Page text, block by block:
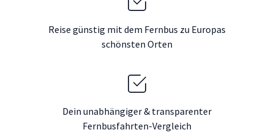
Reise günstig mit dem Fernbus zu Europas
schönsten Orten
Dein unabhängiger & transparenter
Fernbusfahrten-Vergleich